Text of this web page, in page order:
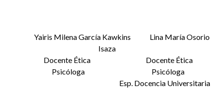
Yairis Milena García Kawkins Lina María Osorio
Isaza
Docente Ética Docente Ética
Psicóloga Psicóloga
Esp. Docencia Universitaria